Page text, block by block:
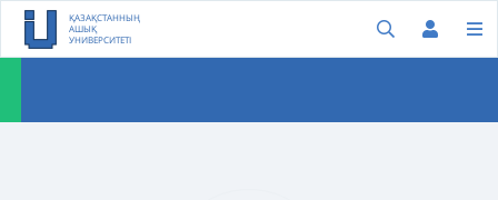
ҚАЗАҚСТАННЫҢ
АШЫҚ
УНИВЕРСИТЕТІ